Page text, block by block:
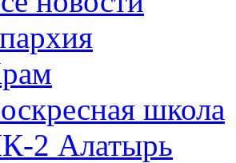
школа
2 Алатырь